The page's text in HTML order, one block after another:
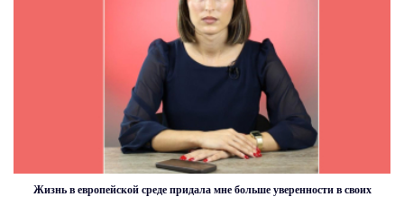
Жизнь в европейской среде придала мне больше уверенности в своих